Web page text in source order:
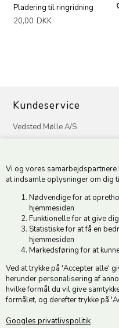
Vi og vores
at indsamle oplysninger om dig
Nødvendige for at
hjemmesiden
Funktionelle for at give
Statistiske for at få en
hjemmesiden
Markedsføring for at
Ved at trykke på 'Accepter alle'
herunder personalisering af
hvilke formål du vil give
formålet, og derefter trykke på
Googles privatlivspolitik
Pladering til ringridning
20,00 DKK
Kundeservice
Vedsted Mølle A/S
CVR 49879415 Mail
Åbningstider: Man-Fre 9.00-
Lørdag 9.00-12.00
Hold dig opdateret
Tilmeld dig vores nyhedsbrev